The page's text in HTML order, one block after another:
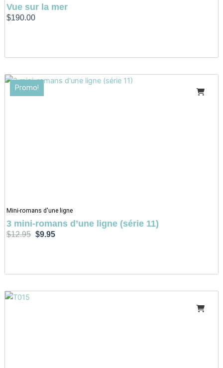
Vue sur la mer
$190.00
Promo!
Mini-romans d'une ligne
3 mini-romans d’une ligne (série 11)
$12.95
Le
prix
initial
$9.95
Le